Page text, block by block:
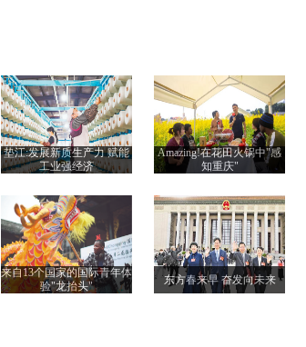
垫江:发展新质生产力 赋能
工业强经济
Amazing!在花田火锅中"感
知重庆"
来自13个国家的国际青年体
验"龙抬头"
东方春来早 奋发向未来